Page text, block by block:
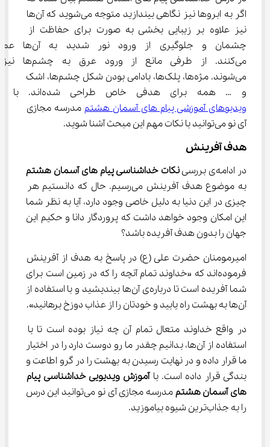
اگر به ابروها نیز نگاهی بیندازید متوجه می‌شوید که آن‌ها
نیز علاوه بر زیبایی بخشی به صورت برای حفاظت از
چشمان و جلوگیری از ورود نور شدید
می‌کنند. از طرفی مانع از ورود عرق به چشم‌ها نیز
می‌شوند. مژه‌ها، پلک‌ها، بادامی بودن شکل چشم‌ها، اشک
و … همه برای هدفی خاص طراحی شده‌اند. با تماشای
ویدیوهای آموزشی پیام های آسمان هشتم مدرسه مجازی
آی نو می‌توانید با نکات مهم این مبحث آشنا شوید.
هدف آفرینش
در ادامه‌ی بررسی
نکات خداشناسی پیام های آسمان هشتم
به موضوع هدف آفرینش می‌رسیم. حال که دانستیم هر
چیزی در این دنیا به دلیل خاصی وجود دارد، آیا به نظر شما
این امکان وجود خواهد داشت که پروردگار دانا و حکیم این
جهان را بدون هدف آفریده باشد؟
امیرمومنان حضرت علی (ع) در پاسخ به هدف از آفرینش
فرموده‌اند که «خداوند تمام آنچه را که در زمین است برای
شما آفریده است تا درباره‌ی آن‌ها بیندیشید و با استفاده از
آن‌ها به بهشت راه یابید و خودتان را از عذاب دوزخ برهانید».
در واقع خداوند متعال تمام آن چه نیاز بوده است تا با
استفاده از آن‌ها، بدانیم چقدر ما رو دوست دارد را در اختیار
ما قرار داده و در نهایت رسیدن به بهشت را در گرو اطاعت و
بندگی قرار داده است. با آموزش ویدیویی خداشناسی پیام
های آسمان هشتم
مدرسه مجازی آی نو می‌توانید این درس
را به جذاب‌ترین شیوه بیاموزید.